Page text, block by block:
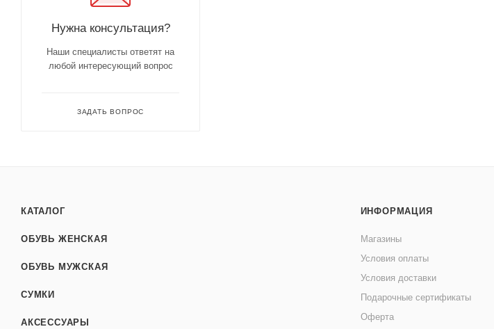
Нужна консультация?
Наши специалисты ответят на
любой интересующий вопрос
ЗАДАТЬ ВОПРОС
КАТАЛОГ
ОБУВЬ ЖЕНСКАЯ
ОБУВЬ МУЖСКАЯ
СУМКИ
АКСЕССУАРЫ
ИНФОРМАЦИЯ
Магазины
Условия оплаты
Условия доставки
Подарочные сертификаты
Оферта